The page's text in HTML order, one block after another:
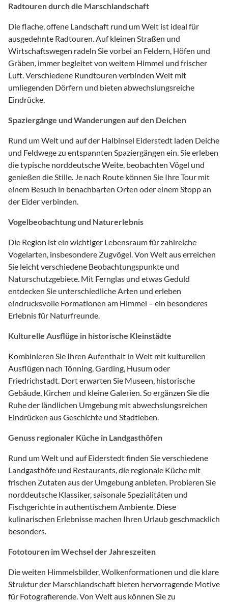
Radtouren durch die Marschlandschaft
Die flache, offene Landschaft rund um Welt ist ideal für
ausgedehnte Radtouren. Auf kleinen Straßen und
Wirtschaftswegen radeln Sie vorbei an Feldern, Höfen und
Gräben, immer begleitet von weitem Himmel und frischer
Luft. Verschiedene Rundtouren verbinden Welt mit
umliegenden Dörfern und bieten abwechslungsreiche
Eindrücke.
Spaziergänge und Wanderungen auf den Deichen
Rund um Welt und auf der Halbinsel Eiderstedt laden Deiche
und Feldwege zu entspannten Spaziergängen ein. Sie erleben
die typische norddeutsche Weite, beobachten Vögel und
genießen die Stille. Je nach Route können Sie Ihre Tour mit
einem Besuch in benachbarten Orten oder einem Stopp an
der Eider verbinden.
Vogelbeobachtung und Naturerlebnis
Die Region ist ein wichtiger Lebensraum für zahlreiche
Vogelarten, insbesondere Zugvögel. Von Welt aus erreichen
Sie leicht verschiedene Beobachtungspunkte und
Naturschutzgebiete. Mit Fernglas und etwas Geduld
entdecken Sie unterschiedliche Arten und erleben
eindrucksvolle Formationen am Himmel – ein besonderes
Erlebnis für Naturfreunde.
Kulturelle Ausflüge in historische Kleinstädte
Kombinieren Sie Ihren Aufenthalt in Welt mit kulturellen
Ausflügen nach Tönning, Garding, Husum oder
Friedrichstadt. Dort erwarten Sie Museen, historische
Gebäude, Kirchen und kleine Galerien. So ergänzen Sie die
Ruhe der ländlichen Umgebung mit abwechslungsreichen
Eindrücken aus Geschichte und Stadtleben.
Genuss regionaler Küche in Landgasthöfen
Rund um Welt und auf Eiderstedt finden Sie verschiedene
Landgasthöfe und Restaurants, die regionale Küche mit
frischen Zutaten aus der Umgebung anbieten. Probieren Sie
norddeutsche Klassiker, saisonale Spezialitäten und
Fischgerichte in authentischem Ambiente. Diese
kulinarischen Erlebnisse machen Ihren Urlaub geschmacklich
besonders.
Fototouren im Wechsel der Jahreszeiten
Die weiten Himmelsbilder, Wolkenformationen und die klare
Struktur der Marschlandschaft bieten hervorragende Motive
für Fotografierende. Von Welt aus können Sie zu